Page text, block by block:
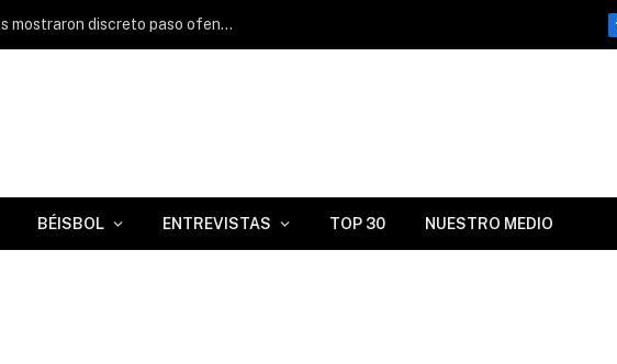
Yoelkis Guibert y Lázaro Armenteros mostraron discreto paso ofensivo en liga venezolana
BÉISBOL ENTREVISTAS TOP 30 NUESTRO MEDIO